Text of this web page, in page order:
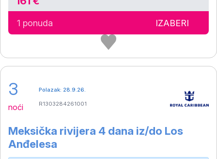
1 ponuda IZABERI
3
noći
Meksička rivijera 4 dana iz/do Los
Anđelesa
Polazak: 28.9.26.
R1303284261001